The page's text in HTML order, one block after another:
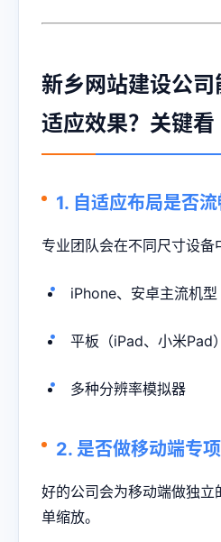
新乡网站建设公司
适应效果？关键看
1. 自适应布局是否流
专业团队会在不同尺寸设备
iPhone、安卓主流机型
平板（iPad、小米Pad）
多种分辨率模拟器
2. 是否做移动端专项
好的公司会为移动端做独立
单缩放。